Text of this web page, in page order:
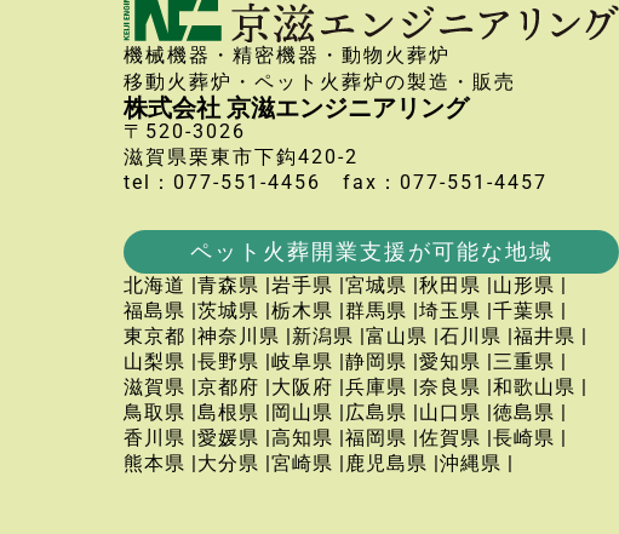
機械機器・精密機器・動物火葬炉
移動火葬炉・ペット火葬炉の製造・販売
株式会社 京滋エンジニアリング
〒520-3026
滋賀県栗東市下鈎420-2
tel：077-551-4456 fax：077-551-4457
ペット火葬開業支援が可能な地域
北海道 | 青森県 | 岩手県 | 宮城県 | 秋田県 | 山形県 |
福島県 | 茨城県 | 栃木県 | 群馬県 | 埼玉県 | 千葉県 |
東京都 | 神奈川県 | 新潟県 | 富山県 | 石川県 | 福井県 |
山梨県 | 長野県 | 岐阜県 | 静岡県 | 愛知県 | 三重県 |
滋賀県 | 京都府 | 大阪府 | 兵庫県 | 奈良県 | 和歌山県 |
鳥取県 | 島根県 | 岡山県 | 広島県 | 山口県 | 徳島県 |
香川県 | 愛媛県 | 高知県 | 福岡県 | 佐賀県 | 長崎県 |
熊本県 | 大分県 | 宮崎県 | 鹿児島県 | 沖縄県 |